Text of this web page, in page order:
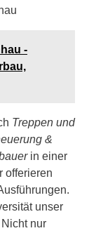
-
Treppen und
&
in einer
offerieren
unser
nur